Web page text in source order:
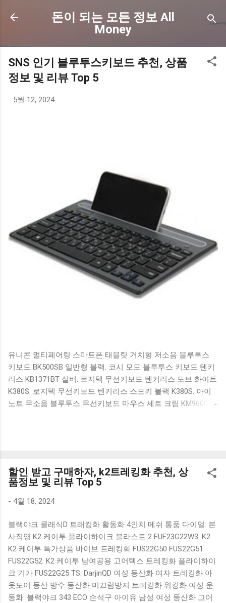
기본 콘텐츠로 건너뛰기
돈이 되는 모든 정보 All
Money
SNS 인기 블루투스키보드 추천, 상품
정보 및 리뷰 Top 5
- 5월 12, 2024
유니콘 멀티페어링 스마트폰 태블릿 거치형 저소음 블루투스
키보드 BK500SB 일반형 블랙. 코시 모모 블루투스 키보드 텐키
리스 KB1371BT 실버. 로지텍 무선키보드 텐키리스 도브 화이트
K380S. 로지텍 무선키보드 텐키리스 스모키 블랙 K380S. 아이
노트 무소음 블루투스 무선키보드 마우스 세트 크림 KM960RB
혜택을 놓치지 마세요. 다양한 할인 혜택과 빠른배송 혜택을 놓
치지 않도록 먼저 확인해보세요. 추가할인 확인하기 상품 하나
를 사더라도 종류도 많고, 가격도 다양해서 결정이 많이 어려우
많을 수 밖에 없습니다. 다양한 상품들을 상세스펙 과 가격 을
꼼꼼히 비교해서 구매하실 수 있도록 순위 추천 해드릴게요. 특
가상품 보러가기 추천상품 Best 유니콘 멀티페어링 스마트폰
태블릿 거치형 저소음 블루투스 키보드, BK-500SB, 일반형, 블
랙 유니콘 멀티페어링 스마트폰 태...
할인 받고 구매하자, k2트레킹화 추천, 상
품정보 및 리뷰 Top 5
- 4월 18, 2024
블랙야크 클래식D 트래킹화 활동화 4인치 메쉬 통풍 다이얼. 본
사직영 K2 케이투 플라이하이크 블라스트 2 FUF23G22W3. K2
K2 케이투 특가상품 바이브 트레킹화 FUS22G50 FUS22G51
FUS22G52. K2 케이투 남여공용 고어텍스 트레킹화 플라이하이
크 기가 FUS22G25 TS. DarjinQD 여성 등산화 여자 트레킹화 아
웃도어 등산 방수 등산화 미끄럼방지 트레킹화 워킹화 여성 운
동화. 블랙야크 343 ECO 손석구 아이유 남성 여성 등산화 고어